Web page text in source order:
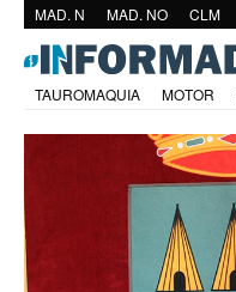
MAD. N MAD. NO CLM
TAUROMAQUIA MOTOR